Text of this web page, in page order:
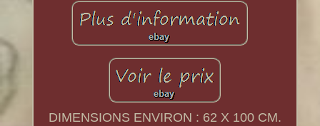
DIMENSIONS ENVIRON : 62 X 100 CM.